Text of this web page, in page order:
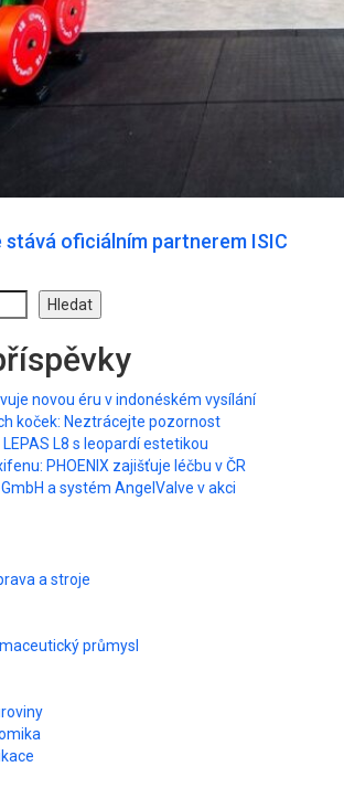
stává oficiálním partnerem ISIC
Hledat
novou éru v indonéském vysílání
koček: Neztrácejte pozornost
L8 s leopardí estetikou
PHOENIX zajišťuje léčbu v ČR
a systém AngelValve v akci
a stroje
průmysl